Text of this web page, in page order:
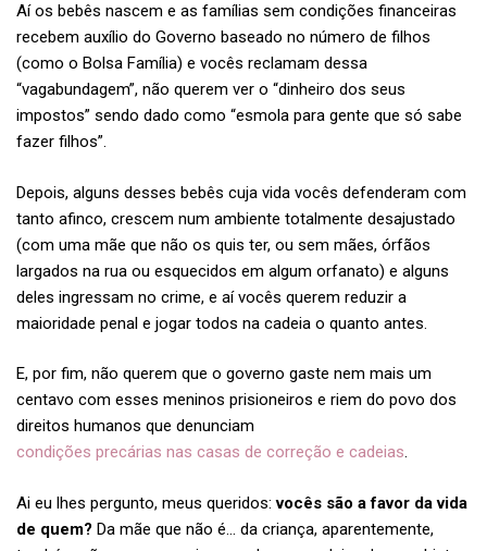
Aí os bebês nascem e as famílias sem condições financeiras
recebem auxílio do Governo baseado no número de filhos
(como o Bolsa Família) e vocês reclamam dessa
“vagabundagem”, não querem ver o “dinheiro dos seus
impostos” sendo dado como “esmola para gente que só sabe
fazer filhos”.
Depois, alguns desses bebês cuja vida vocês defenderam com
tanto afinco, crescem num ambiente totalmente desajustado
(com uma mãe que não os quis ter, ou sem mães, órfãos
largados na rua ou esquecidos em algum orfanato) e alguns
deles ingressam no crime, e aí vocês querem reduzir a
maioridade penal e jogar todos na cadeia o quanto antes.
E, por fim, não querem que o governo gaste nem mais um
centavo com esses meninos prisioneiros e riem do povo dos
direitos humanos que denunciam
condições precárias nas casas de correção e cadeias.
Ai eu lhes pergunto, meus queridos:vocês são a favor da vida
de quem? Da mãe que não é… da criança, aparentemente,